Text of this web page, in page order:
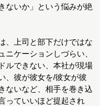
ないか」という悩みが絶
、上司と部下だけではな
ニケーションしづらい、
ルできない、本社が現場
、彼が彼女を/彼女が彼
ないなど、相手を巻き込
っていいほど提起され